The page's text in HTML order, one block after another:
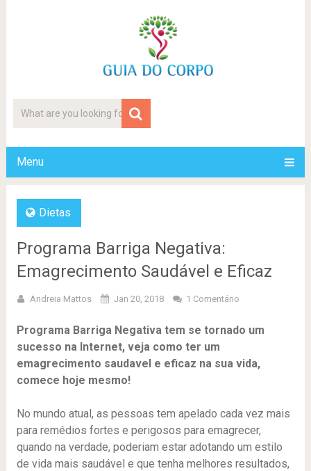
Menu
Dietas
Programa Barriga Negativa:
Emagrecimento Saudável e Eficaz
Andreia Mattos Jan 20, 2018 1 Comentário
Programa Barriga Negativa tem se tornado um
sucesso na Internet, veja como ter um
emagrecimento saudavel e eficaz na sua vida,
comece hoje mesmo!
No mundo atual, as pessoas tem apelado cada vez mais
para remédios fortes e perigosos para emagrecer,
quando na verdade, poderiam estar adotando um estilo
de vida mais saudável e que tenha melhores resultados,